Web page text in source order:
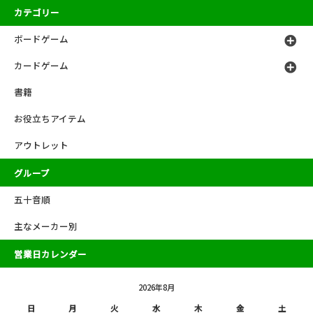
カテゴリー
ボードゲーム
カードゲーム
書籍
お役立ちアイテム
アウトレット
グループ
五十音順
主なメーカー別
営業日カレンダー
2026年8月
日
月 火 水 木 金 土